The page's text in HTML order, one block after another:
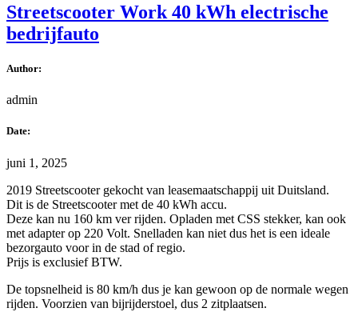
Streetscooter Work 40 kWh electrische
bedrijfauto
Author:
admin
Date:
juni 1, 2025
2019 Streetscooter gekocht van leasemaatschappij uit Duitsland.
Dit is de Streetscooter met de 40 kWh accu.
Deze kan nu 160 km ver rijden. Opladen met CSS stekker, kan ook
met adapter op 220 Volt. Snelladen kan niet dus het is een ideale
bezorgauto voor in de stad of regio.
Prijs is exclusief BTW.
De topsnelheid is 80 km/h dus je kan gewoon op de normale wegen
rijden. Voorzien van bijrijderstoel, dus 2 zitplaatsen.